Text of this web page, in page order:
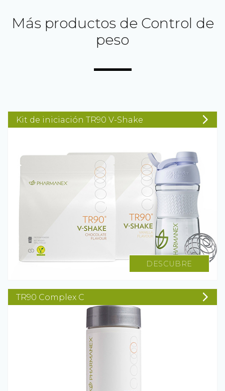
Más productos de Control de
peso
Kit de iniciación TR90 V-Shake
DESCUBRE
TR90 Complex C